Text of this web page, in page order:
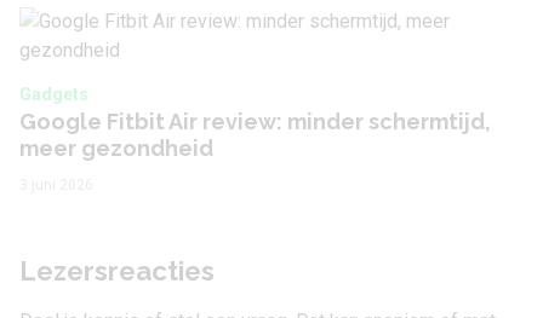
Gadgets
Google Fitbit Air review: minder schermtijd,
meer gezondheid
Lezersreacties